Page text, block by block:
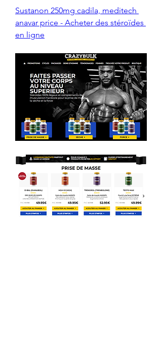
Sustanon 250mg cadila, meditech
anavar price - Acheter des stéroïdes
en ligne